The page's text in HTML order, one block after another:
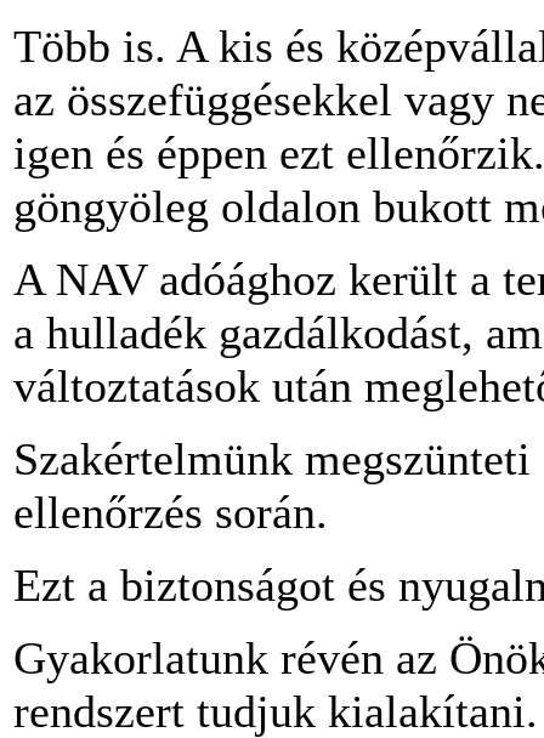
Több is. A kis és
az összefüggésekkel vagy
igen és éppen ezt
göngyöleg oldalon bukott
A NAV adóághoz került a
a hulladék gazdálkodást,
változtatások után
Szakértelmünk
ellenőrzés során.
Ezt a biztonságot és
Gyakorlatunk révén az
rendszert tudjuk kialakítani.